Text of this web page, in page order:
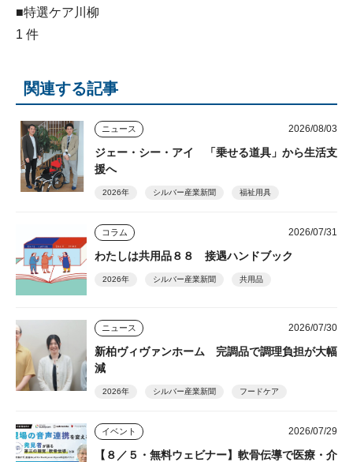
■特選ケア川柳
1 件
関連する記事
ニュース 2026/08/03
ジェー・シー・アイ 「乗せる道具」から生活支
援へ
2026年 シルバー産業新聞 福祉用具
コラム 2026/07/31
わたしは共用品８８ 接遇ハンドブック
2026年 シルバー産業新聞 共用品
ニュース 2026/07/30
新柏ヴィヴァンホーム 完調品で調理負担が大幅
減
2026年 シルバー産業新聞 フードケア
イベント 2026/07/29
【８／５・無料ウェビナー】軟骨伝導で医療・介